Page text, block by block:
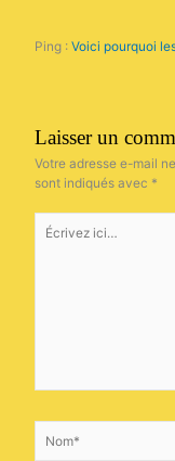
Ping : Voici pourquoi
Laisser un
Votre adresse e-mail
sont indiqués avec *
Écrivez
ici…